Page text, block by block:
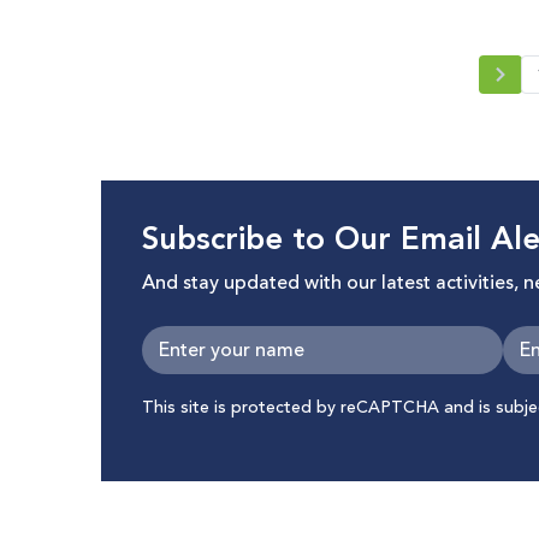
Subscribe to Our Email
And stay updated with our latest activities,
This site is protected by reCAPTCHA and is